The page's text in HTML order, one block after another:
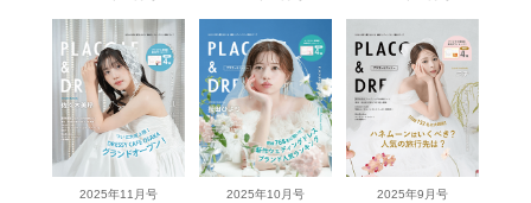
2025年11月号 2025年10月号 2025年9月号